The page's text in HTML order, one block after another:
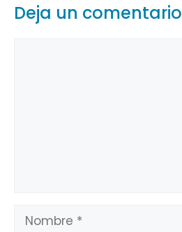
Deja un comentario
Nombre